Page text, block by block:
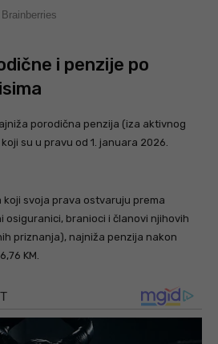
i penzije po
porodična penzija (iza aktivnog
su u pravu od 1. januara 2026.
koji svoja prava ostvaruju prema
osiguranici, branioci i članovi njihovih
priznanja), najniža penzija nakon
KM.